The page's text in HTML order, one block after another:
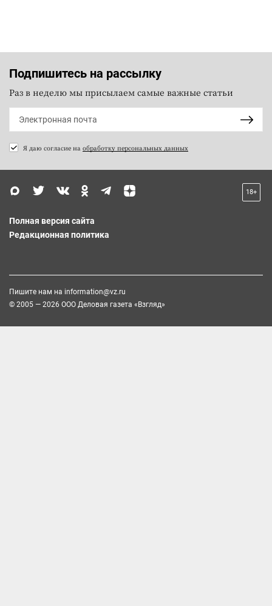
Подпишитесь на рассылку
Раз в неделю мы присылаем самые важные статьи
Я даю согласие на обработку персональных данных
18+
Полная версия сайта
Редакционная политика
Пишите нам на information@vz.ru
© 2005 — 2026 ООО Деловая газета «Взгляд»